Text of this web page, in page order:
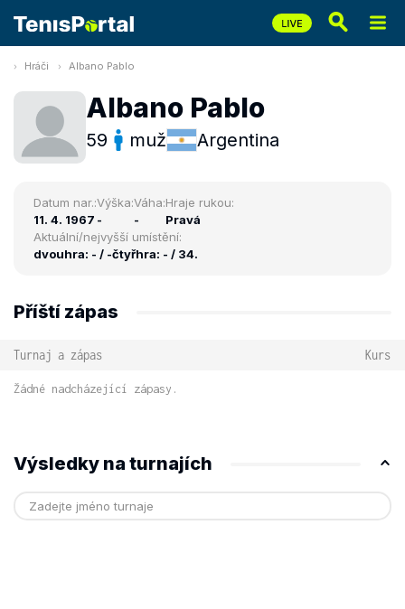
Hráči Albano Pablo
Albano Pablo
59 muž Argentina
Datum nar.:
11. 4. 1967
Výška:
-
Váha:
-
Hraje rukou:
Pravá
Aktuální/nejvyšší umístění:
dvouhra: - / -čtyřhra: - / 34.
Příští zápas
Turnaj a zápas Kurs
Žádné nadcházející zápasy.
Výsledky na turnajích